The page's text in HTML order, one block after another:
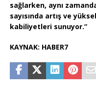
sağlarken, aynı
sayısında artış ve
kabiliyetleri sunuyor.”
KAYNAK: HABER7